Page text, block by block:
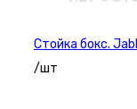
Стойка бокс.
/шт